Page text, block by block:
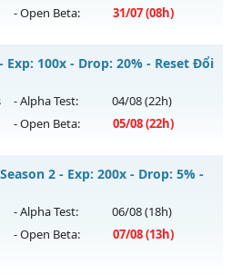
🔴 ✨ ⚡️
- Open Beta: 31/07(08h)
máy chủ
vào 08h ngày
Exp: 100x - Drop: 20% - Reset Đổi
- Alpha Test: 04/08(22h)
- Open Beta: 05/08(22h)
Mở máy chủ
2 - Exp: 200x - Drop: 5% -
- Alpha Test: 06/08(18h)
- Open Beta: 07/08(13h)